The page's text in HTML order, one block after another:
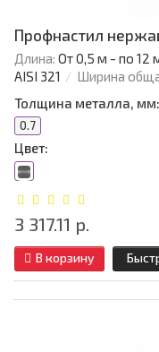
Профнастил
Длина: От 0,5 м - по 12
AISI 321
Ширина
Толщина металла, мм:
0.7
Цвет:
3 317.11 р.
В корзину